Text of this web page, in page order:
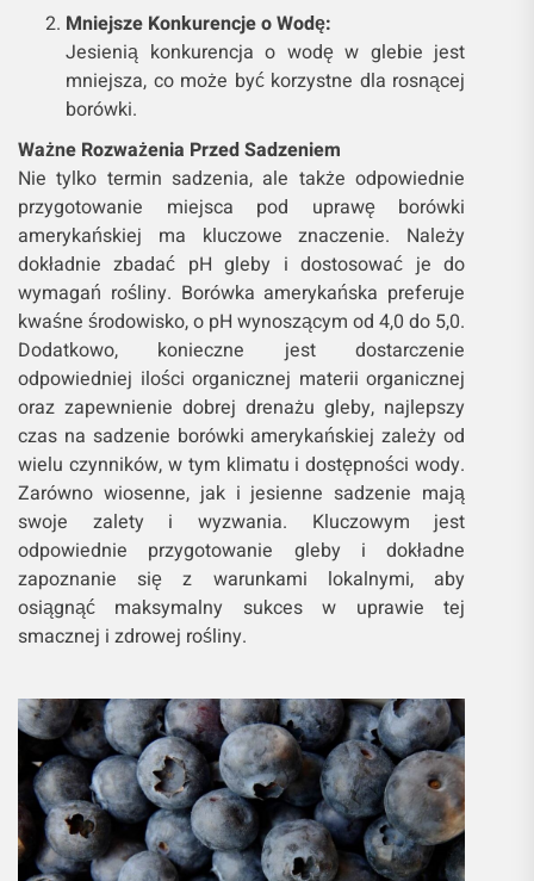
Mniejsze Konkurencje o Wodę:
Jesienią konkurencja o wodę w glebie jest
mniejsza, co może być korzystne dla rosnącej
borówki.
Ważne Rozważenia Przed Sadzeniem
Nie tylko termin sadzenia, ale także odpowiednie
przygotowanie miejsca pod uprawę borówki
amerykańskiej ma kluczowe znaczenie. Należy
dokładnie zbadać pH gleby i dostosować je do
wymagań rośliny. Borówka amerykańska preferuje
kwaśne środowisko, o pH wynoszącym od 4,0 do 5,0.
Dodatkowo, konieczne jest dostarczenie
odpowiedniej ilości organicznej materii organicznej
oraz zapewnienie dobrej drenażu gleby, najlepszy
czas na sadzenie borówki amerykańskiej zależy od
wielu czynników, w tym klimatu i dostępności wody.
Zarówno wiosenne, jak i jesienne sadzenie mają
swoje zalety i wyzwania. Kluczowym jest
odpowiednie przygotowanie gleby i dokładne
zapoznanie się z warunkami lokalnymi, aby
osiągnąć maksymalny sukces w uprawie tej
smacznej i zdrowej rośliny.